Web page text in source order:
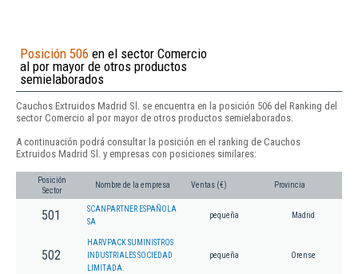
Posición 506 en el sector Comercio
al por mayor de otros productos
semielaborados
Cauchos Extruidos Madrid Sl. se encuentra en la posición 506 del Ranking del
sector Comercio al por mayor de otros productos semielaborados.
A continuación podrá consultar la posición en el ranking de Cauchos
Extruidos Madrid Sl. y empresas con posiciones similares:
Posición
Sector
Nombre de la empresa Ventas (€) Provincia
501
SCANPARTNER ESPAÑOLA
SA
pequeña Madrid
502
HARVPACK SUMINISTROS
INDUSTRIALES SOCIEDAD
LIMITADA.
pequeña Orense